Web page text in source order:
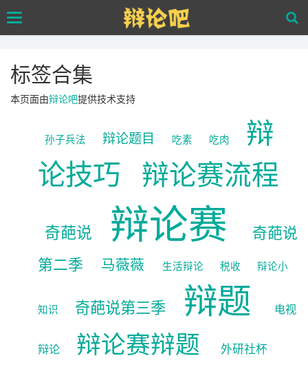
to
main
Toggle
标签合集
本页面由辩论吧提供技术支持
孙子兵法 辩论题目 吃素 吃肉
辩
论技巧
辩论赛流程
奇葩说 辩论赛
奇葩说
第二季
马薇薇 生活辩论 税收 辩论小
知识 奇葩说第三季 辩题 电视
辩论 辩论赛辩题 外研社杯